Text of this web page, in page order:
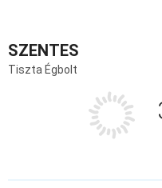
SZENTES
Tiszta Égbolt